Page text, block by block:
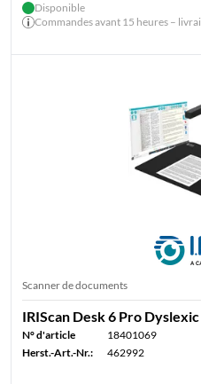
Disponible
Commandes avant 15 heures –
Scanner de documents
IRIScan Desk 6 Pro
N° d'article
18401069
Herst.-Art.-Nr.:
462992